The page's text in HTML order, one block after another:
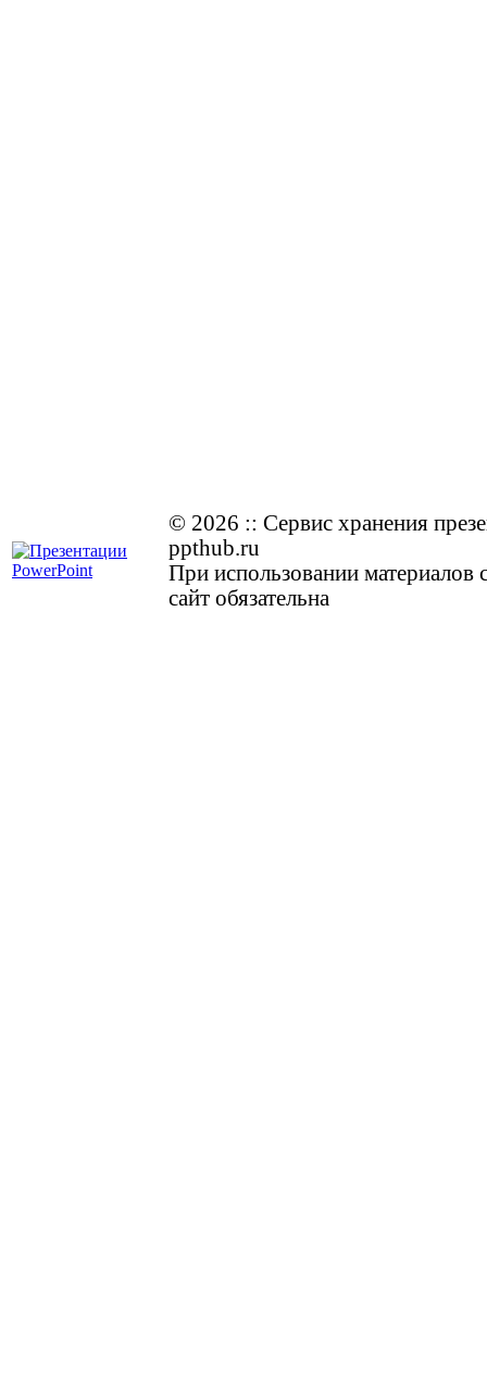
© 2026 :: Cервис хранения
ppthub.ru
При использовании материалов
сайт обязательна